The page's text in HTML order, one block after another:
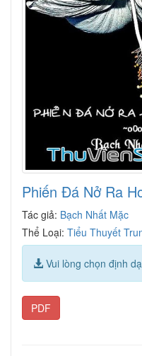
Phiến Đá Nở Ra
Tác giả: Bạch Nhất Mặc
Thể Loại: Tiểu Thuyết
Vui lòng chọn định
PDF